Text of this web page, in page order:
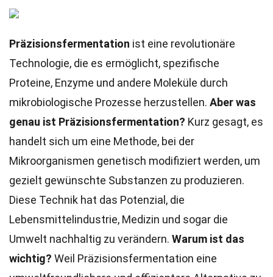
Präzisionsfermentation ist eine revolutionäre
Technologie, die es ermöglicht, spezifische
Proteine, Enzyme und andere Moleküle durch
mikrobiologische Prozesse herzustellen. Aber was
genau ist Präzisionsfermentation? Kurz gesagt, es
handelt sich um eine Methode, bei der
Mikroorganismen genetisch modifiziert werden, um
gezielt gewünschte Substanzen zu produzieren.
Diese Technik hat das Potenzial, die
Lebensmittelindustrie, Medizin und sogar die
Umwelt nachhaltig zu verändern. Warum ist das
wichtig? Weil Präzisionsfermentation eine